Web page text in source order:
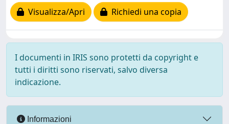
Visualizza/Apri
Richiedi una copia
I documenti in IRIS sono protetti da copyright e
tutti i diritti sono riservati, salvo diversa
indicazione.
Informazioni